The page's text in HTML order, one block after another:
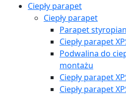
Ciepły parapet
Ciepły parapet
Parapet
Ciepły parapet
Podwalina do
montażu
Ciepły parapet
Ciepły parapet